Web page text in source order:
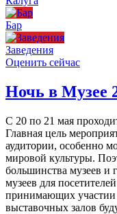
Бар
Заведения
Оценить сейчас
Ночь в Музее
С 20 по 21 мая
Главная цель
аудитории, особенно
мировой культуры.
большинства музеев и
музеев для
принимающих участии
выставочных залов